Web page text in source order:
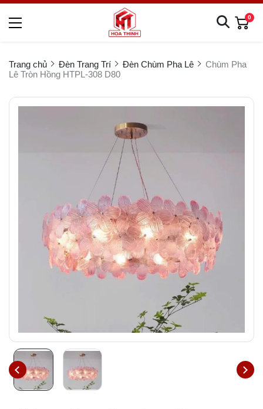
0
Trang chủ Đèn Trang Trí Đèn Chùm Pha Lê
Chùm Pha
Lê Tròn Hồng HTPL-308 D80